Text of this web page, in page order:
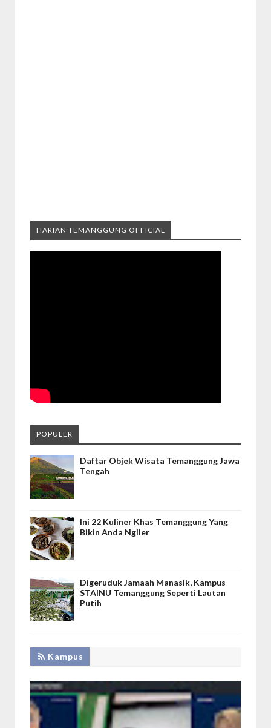
HARIAN TEMANGGUNG OFFICIAL
POPULER
Daftar Objek Wisata Temanggung Jawa
Tengah
Ini 22 Kuliner Khas Temanggung Yang
Bikin Anda Ngiler
Digeruduk Jamaah Manasik, Kampus
STAINU Temanggung Seperti Lautan
Putih
Kampus